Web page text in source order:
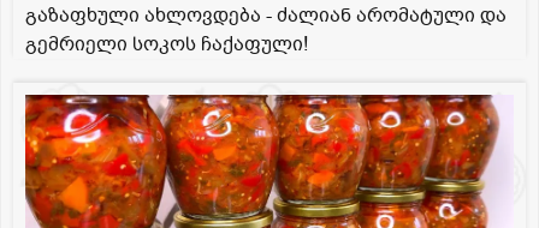
გაზაფხული ახლოვდება - ძალიან არომატული და
გემრიელი სოკოს ჩაქაფული!